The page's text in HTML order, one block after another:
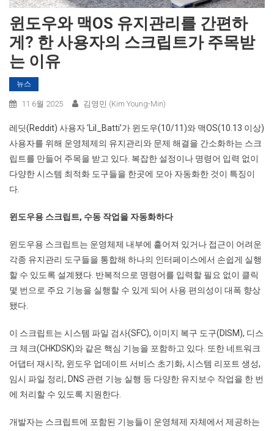
윈도우와 맥OS 유지관리를 간편하
게? 한 사용자의 스크립트가 주목받
는 이유
뉴스
11 6월 2025 김영민 (Kim Young-Min)
레딧(Reddit) 사용자 ‘Lil_Batti’가 윈도우(10/11)와 맥OS(10.13 이상)
사용자를 위해 운영체제의 유지관리와 문제 해결을 간소화하는 스크
립트를 만들어 주목을 받고 있다. 복잡한 설정이나 명령어 입력 없이
다양한 시스템 최적화 도구들을 한곳에 모아 자동화한 것이 특징이
다.
윈도우용 스크립트, 수동 작업을 자동화하다
윈도우용 스크립트는 운영체제 내부에 흩어져 있거나 접근이 어려운
각종 유지관리 도구들을 통합해 하나의 인터페이스에서 손쉽게 실행
할 수 있도록 설계됐다. 반복적으로 명령어를 입력할 필요 없이 클릭
몇 번으로 주요 기능을 실행할 수 있게 되어 사용 편의성이 대폭 향상
됐다.
이 스크립트는 시스템 파일 검사(SFC), 이미지 복구 도구(DISМ), 디스
크 체크(CHKDSK)와 같은 핵심 기능을 포함하고 있다. 또한 네트워크
어댑터 재시작, 윈도우 업데이트 서비스 초기화, 시스템 리포트 생성,
임시 파일 정리, DNS 관련 기능 실행 등 다양한 유지보수 작업을 한 번
에 처리할 수 있도록 지원한다.
개발자는 스크립트에 포함된 기능들이 운영체제 자체에서 제공하는